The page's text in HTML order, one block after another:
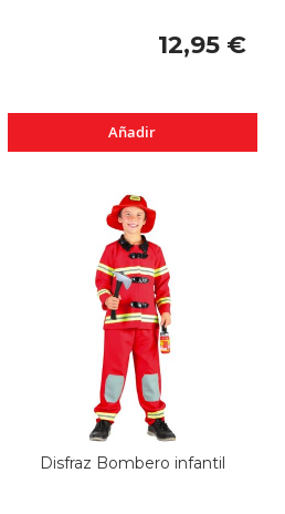
12,95 €
Añadir
Disfraz Bombero infantil